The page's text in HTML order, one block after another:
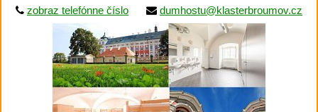
zobraz telefónne číslo
dumhostu@klasterbroumov.cz